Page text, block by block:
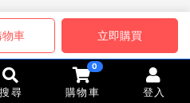
物車 立即購買
搜尋
0
購物車 登入